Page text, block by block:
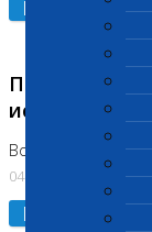
Подробнее
исследований
Во Владыкино
04.08.2026
Подробнее